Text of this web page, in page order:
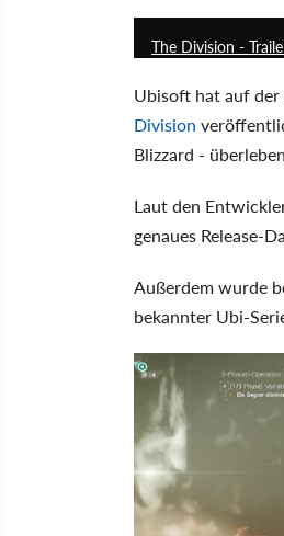
The Division -
Ubisoft hat auf der
Division
Blizzard -
Laut den
genaues Release-
Außerdem wurde
bekannter Ubi-